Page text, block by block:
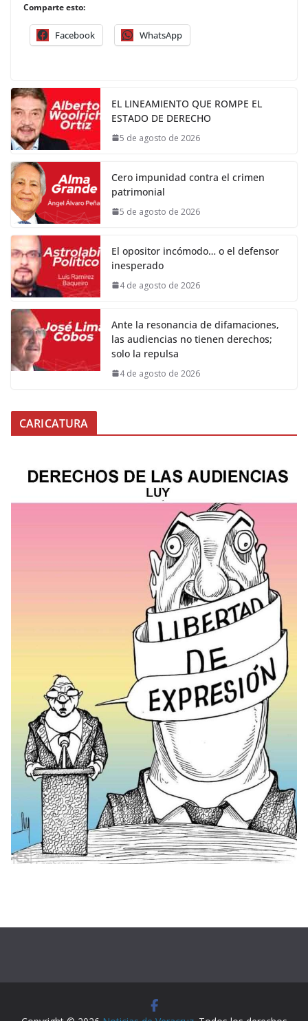
Comparte esto:
Facebook WhatsApp
EL LINEAMIENTO QUE ROMPE EL
ESTADO DE DERECHO
5 de agosto de 2026
Cero impunidad contra el crimen
patrimonial
5 de agosto de 2026
El opositor incómodo… o el defensor
inesperado
4 de agosto de 2026
Ante la resonancia de difamaciones,
las audiencias no tienen derechos;
solo la repulsa
4 de agosto de 2026
CARICATURA